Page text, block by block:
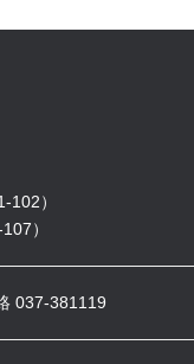
）
）
037-381119